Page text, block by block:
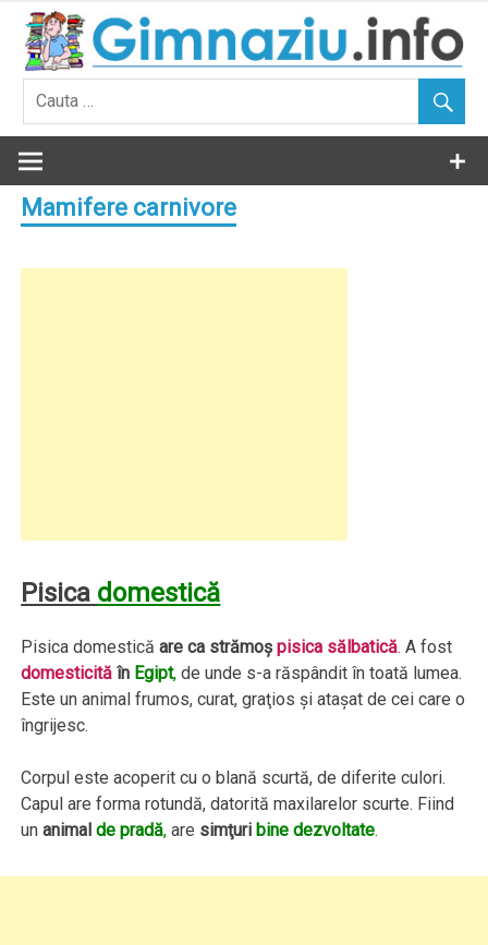
Skip
content
Mamifere carnivore
Pisica domestică
Pisica domesticăare ca strămoşpisica sălbatică. A fost
domesticită în Egipt, de unde s-a răspândit în toată lumea.
Este un animal frumos, curat, graţios şi ataşat de cei care o
îngrijesc.
Corpul este acoperit cu o blană scurtă, de diferite culori.
Capul are forma rotundă, datorită maxilarelor scurte. Fiind
unanimalde pradă, are simţuribine dezvoltate.